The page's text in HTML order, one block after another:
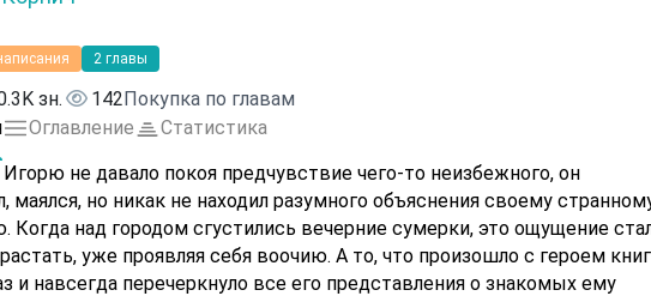
2 главы
зн. 142Покупка по главам
Оглавление
Статистика
не давало покоя предчувствие чего-то неизбежного, он
никак не находил разумного объяснения своему странному
проявляя себя воочию. А то, что произошло с героем книги
и навсегда перечеркнуло все его представления о знакомых ему